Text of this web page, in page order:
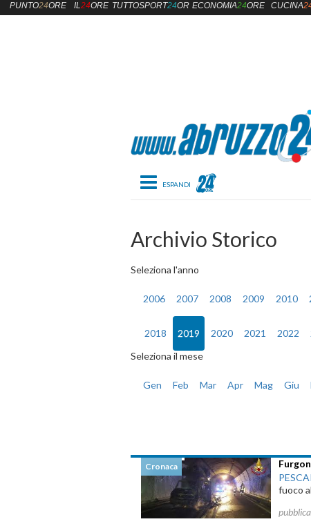
Toggle navigation
Archivio Storico
Seleziona l'anno
2006 2007 2008 2009 2010
2018 2019 2020 2021 2022
Seleziona il mese
Gen Feb Mar Apr Mag Giu
Cronaca
fuoco
PUNTO24ORE IL24ORE TUTTOSPORT24OREECONOMIA24ORE CUCINA